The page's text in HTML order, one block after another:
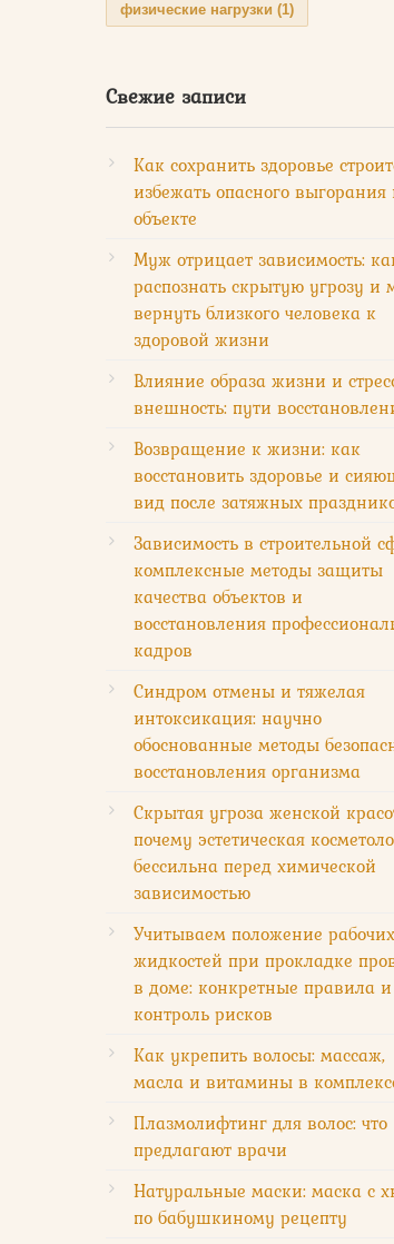
физические нагрузки (1)
Свежие записи
Как сохранить здоровье
избежать опасного выгорания
объекте
Муж отрицает зависимость:
распознать скрытую угрозу и
вернуть близкого человека к
здоровой жизни
Влияние образа жизни и
внешность: пути
Возвращение к жизни: как
восстановить здоровье и
вид после затяжных
Зависимость в строительной
комплексные методы защиты
качества объектов и
восстановления
кадров
Синдром отмены и тяжелая
интоксикация: научно
обоснованные методы
восстановления организма
Скрытая угроза женской
почему эстетическая
бессильна перед химической
зависимостью
Учитываем положение рабочих
жидкостей при прокладке
в доме: конкретные правила и
контроль рисков
Как укрепить волосы: массаж,
масла и витамины в
Плазмолифтинг для волос: что
предлагают врачи
Натуральные маски: маска с
по бабушкиному рецепту